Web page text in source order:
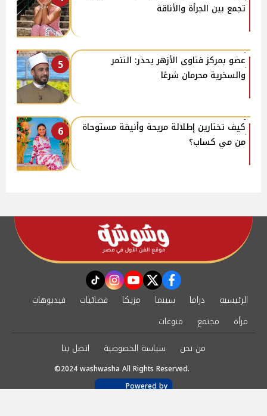
تجمع بين الجرأة والأناقة
5
عضو بمركز فتاوى الأزهر يحذر: التنمر
والسخرية محرمان شرعًا
6
كيف تختارين إطلالة مريحة وأنيقة مستوحاة
من مي كساب؟
facebook
twitter
youtube
instagram
tiktok
الرئيسية دراما سينما مزيكا فضائيات
فيديوهات
مرأة
مجتمع
منوعات
من نحن
سياسة الخصوصية اتصل بنا
©2024 washwasha All Rights Reserved.
Powered by